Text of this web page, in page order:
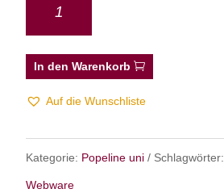
In den Warenkorb
Auf die Wunschliste
Kategorie: Popeline uni Schlagwörter:
Webware